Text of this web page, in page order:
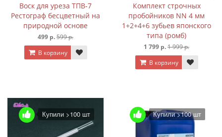
Воск для уреза ТПВ-7
Рестограф бесцветный на
природной основе
499 р.599 р.
В корзину
Комплект строчных
пробойников NN 4 мм
1+2+4+6 зубьев японского
типа (ромб)
1 799 р.1 999 р.
В корзину
Купили >100 шт Купили >100 шт